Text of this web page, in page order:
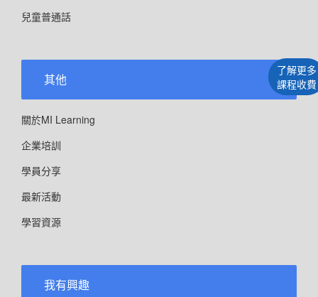
了解更多
課程收費
兒童普通話
其他
關於MI Learning
企業培訓
學員分享
最新活動
學習資源
我有興趣